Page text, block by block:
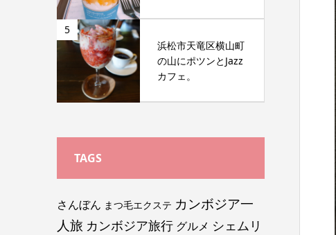
5
浜松市天竜区横山町
の山にポツンとJazz
カフェ。
TAGS
さんぼん まつ毛エクステ カンボジア一
人旅 カンボジア旅行 グルメ シェムリ